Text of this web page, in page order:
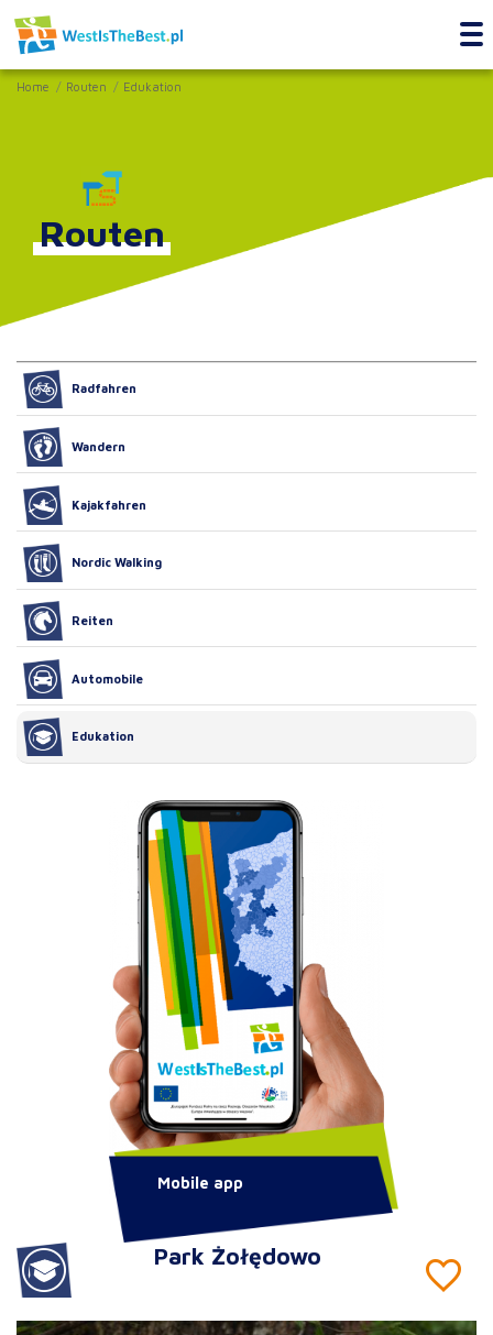
Home Routen Edukation
Routen
Park Żołędowo
Radfahren
Wandern
Kajakfahren
Nordic Walking
Reiten
Automobile
Edukation
Mobile app